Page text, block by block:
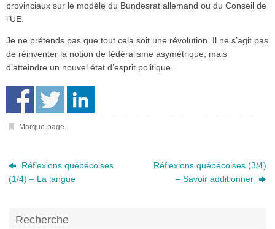
provinciaux sur le modèle du Bundesrat allemand ou du Conseil de
l’UE.
Je ne prétends pas que tout cela soit une révolution. Il ne s’agit pas
de réinventer la notion de fédéralisme asymétrique, mais
d’atteindre un nouvel état d’esprit politique.
Marque-page.
Réflexions québécoises
(1/4) – La langue
Réflexions québécoises (3/4)
– Savoir additionner
Recherche